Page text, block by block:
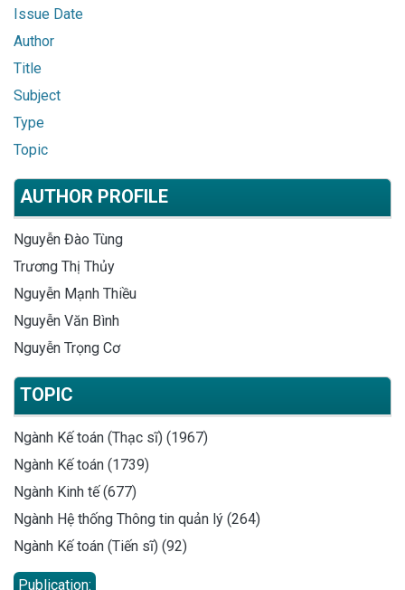
Issue Date
Author
Title
Subject
Type
Topic
AUTHOR PROFILE
Nguyễn Đào Tùng
Trương Thị Thủy
Nguyễn Mạnh Thiều
Nguyễn Văn Bình
Nguyễn Trọng Cơ
TOPIC
Ngành Kế toán (Thạc sĩ) (1967)
Ngành Kế toán (1739)
Ngành Kinh tế (677)
Ngành Hệ thống Thông tin quản lý (264)
Ngành Kế toán (Tiến sĩ) (92)
Publication: